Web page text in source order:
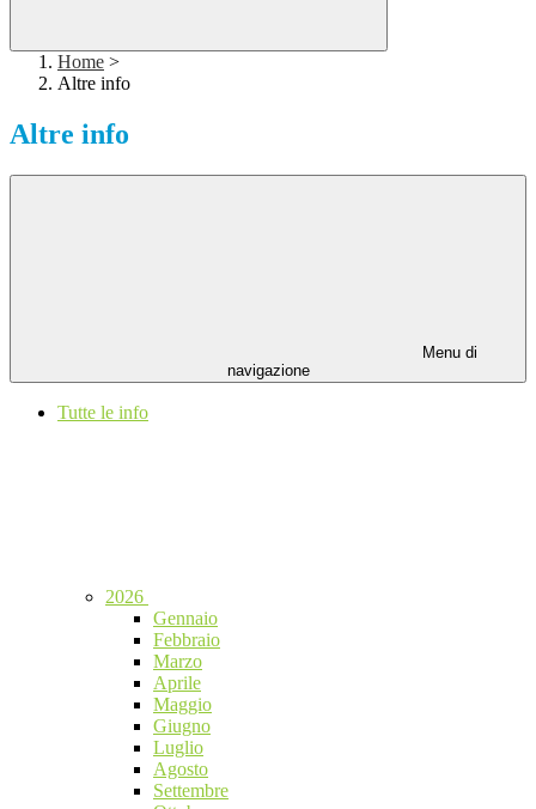
Home >
Altre info
Altre info
Menu di
navigazione
Tutte le info
2026
Gennaio
Febbraio
Marzo
Aprile
Maggio
Giugno
Luglio
Agosto
Settembre